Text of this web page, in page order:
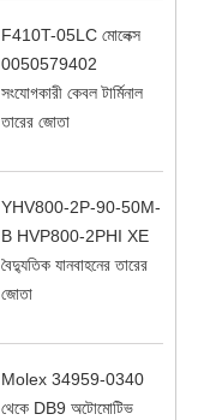
F410T-05LC মোলেক্স
0050579402
সংযোগকারী কেবল টার্মিনাল
তারের জোতা
YHV800-2P-90-50M-
B HVP800-2PHI XE
বৈদ্যুতিক যানবাহনের তারের
জোতা
Molex 34959-0340
থেকে DB9 অটোমোটিভ